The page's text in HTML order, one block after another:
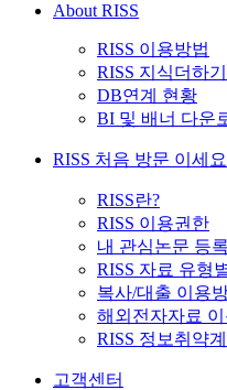
About RISS
RISS 이용방법
RISS 지식더하기
DB연계 현황
BI 및 배너 다운
RISS 처음 방문 이세
RISS란?
RISS 이용권한
내 관심논문 등
RISS 자료 유형
복사/대출 이용
해외전자자료
RISS 정보취약
고객센터